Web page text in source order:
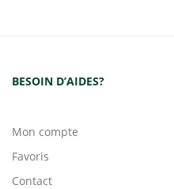
BESOIN D’AIDES?
Mon compte
Favoris
Contact